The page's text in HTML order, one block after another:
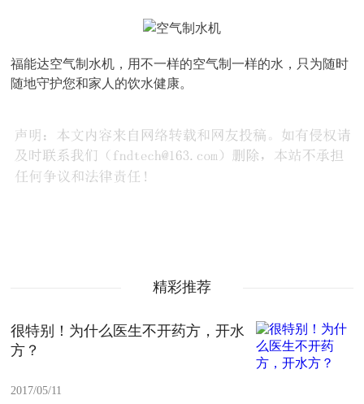
福能达空气制水机，用不一样的空气制一样的水，只为随时
随地守护您和家人的饮水健康。
精彩推荐
很特别！为什么医生不开药方，开水
方？
2017/05/11